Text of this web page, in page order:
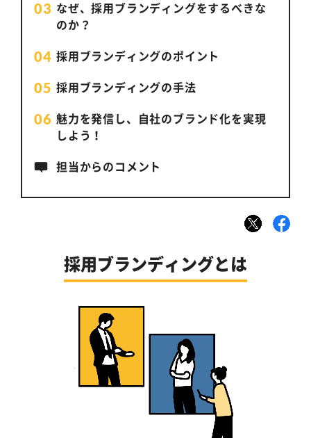
なぜ、採用ブランディングをするべきな
のか？
採用ブランディングのポイント
採用ブランディングの手法
魅力を発信し、自社のブランド化を実現
しよう！
担当からのコメント
採用ブランディングとは